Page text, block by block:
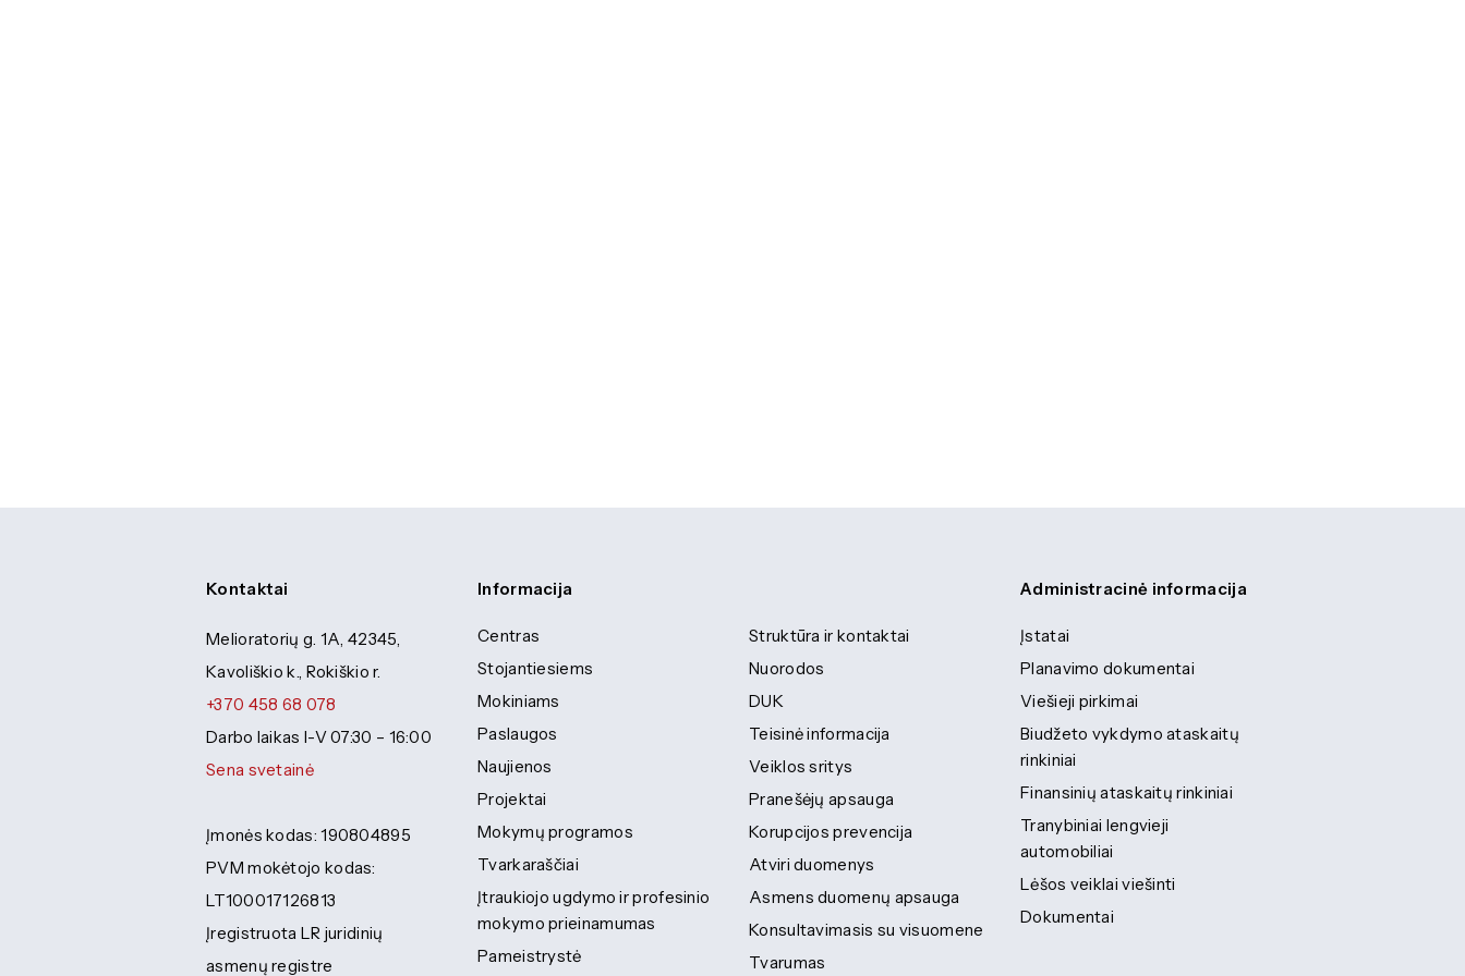
Kontaktai
Melioratorių g. 1A, 42345,
Kavoliškio k., Rokiškio r.
+370 458 68 078
Darbo laikas I-V 07:30 – 16:00
Sena svetainė
Įmonės kodas: 190804895
PVM mokėtojo kodas:
LT100017126813
Įregistruota LR juridinių
asmenų registre
Informacija
Centras
Stojantiesiems
Mokiniams
Paslaugos
Naujienos
Projektai
Mokymų programos
Tvarkaraščiai
Įtraukiojo ugdymo ir profesinio
mokymo prieinamumas
Pameistrystė
Struktūra ir kontaktai
Nuorodos
DUK
Teisinė informacija
Veiklos sritys
Pranešėjų apsauga
Korupcijos prevencija
Atviri duomenys
Asmens duomenų apsauga
Konsultavimasis su visuomene
Tvarumas
Administracinė informacija
Įstatai
Planavimo dokumentai
Viešieji pirkimai
Biudžeto vykdymo ataskaitų
rinkiniai
Finansinių ataskaitų rinkiniai
Tranybiniai lengvieji
automobiliai
Lėšos veiklai viešinti
Dokumentai